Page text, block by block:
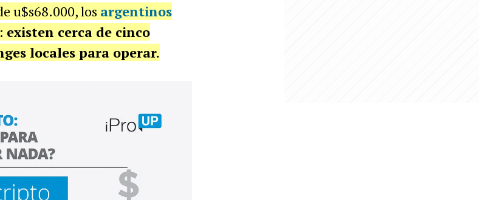
u$s68.000, los argentinos
existen cerca de cinco
locales para operar.